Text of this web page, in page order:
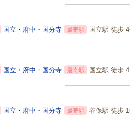
国立・府中・国分寺 最寄駅 国立駅 徒歩
国立・府中・国分寺 最寄駅 国立駅 徒歩
国立・府中・国分寺 最寄駅 谷保駅 徒歩